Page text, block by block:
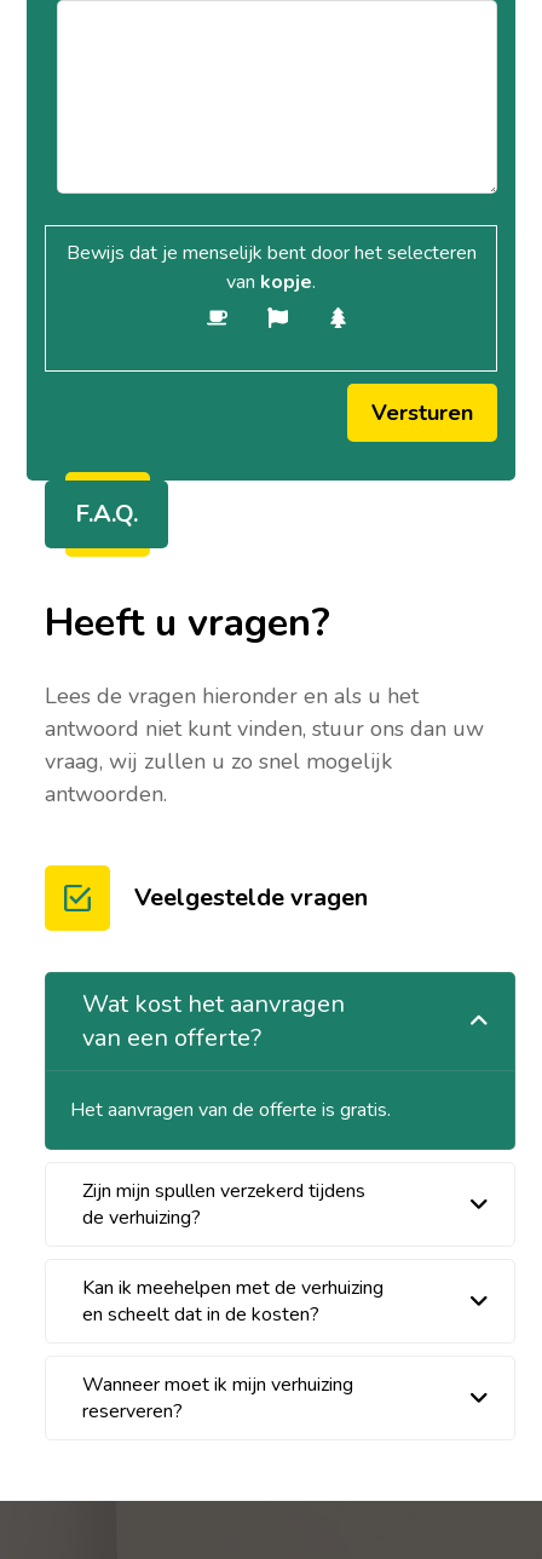
Bewijs dat je menselijk bent door het selecteren
van kopje.
Versturen
F.A.Q.
Heeft u vragen?
Lees de vragen hieronder en als u het
antwoord niet kunt vinden, stuur ons dan uw
vraag, wij zullen u zo snel mogelijk
antwoorden.
Veelgestelde vragen
Wat kost het aanvragen
van een offerte?
Het aanvragen van de offerte is gratis.
Zijn mijn spullen verzekerd tijdens
de verhuizing?
Kan ik meehelpen met de verhuizing
en scheelt dat in de kosten?
Wanneer moet ik mijn verhuizing
reserveren?